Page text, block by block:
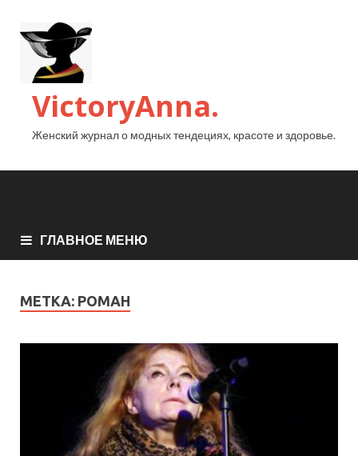
VictoryAnna.
Женский журнал о модных тендециях, красоте и здоровье.
ГЛАВНОЕ МЕНЮ
МЕТКА: РОМАН